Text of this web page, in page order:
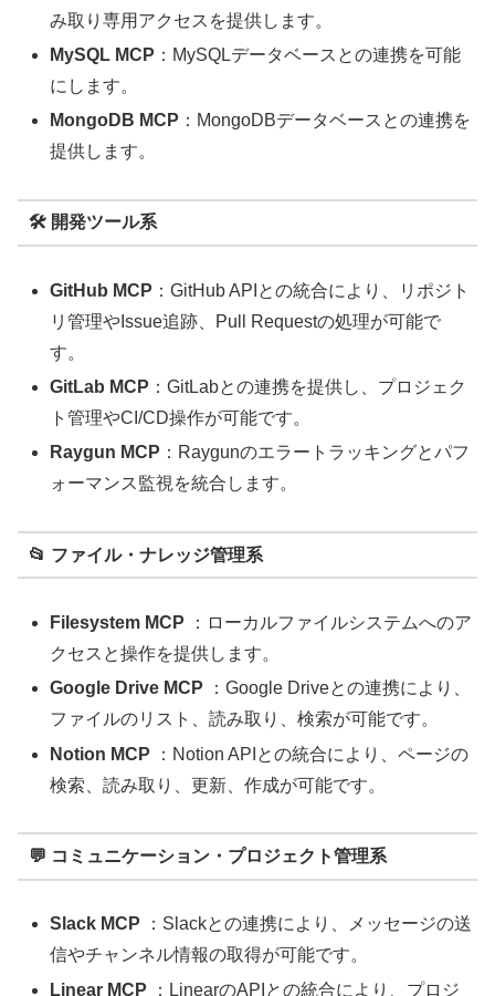
み取り専用アクセスを提供します。
MySQL MCP ：MySQLデータベースとの連携を可能
にします。
MongoDB MCP ：MongoDBデータベースとの連携を
提供します。
🛠️ 開発ツール系
GitHub MCP ：GitHub APIとの統合により、リポジト
リ管理やIssue追跡、Pull Requestの処理が可能で
す。
GitLab MCP ：GitLabとの連携を提供し、プロジェク
ト管理やCI/CD操作が可能です。
Raygun MCP ：Raygunのエラートラッキングとパフ
ォーマンス監視を統合します。
📂 ファイル・ナレッジ管理系
Filesystem MCP ：ローカルファイルシステムへのア
クセスと操作を提供します。
Google Drive MCP ：Google Driveとの連携により、
ファイルのリスト、読み取り、検索が可能です。
Notion MCP ：Notion APIとの統合により、ページの
検索、読み取り、更新、作成が可能です。
💬 コミュニケーション・プロジェクト管理系
Slack MCP ：Slackとの連携により、メッセージの送
信やチャンネル情報の取得が可能です。
Linear MCP ：LinearのAPIとの統合により、プロジ